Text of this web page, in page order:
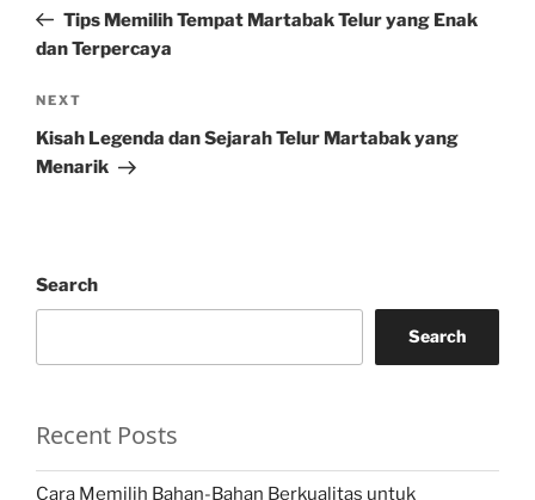
PostTips Memilih Tempat Martabak Telur yang Enak
dan Terpercaya
Next
Post
NEXT
Kisah Legenda dan Sejarah Telur Martabak yang
Menarik
Search
Search
Recent Posts
Cara Memilih Bahan-Bahan Berkualitas untuk